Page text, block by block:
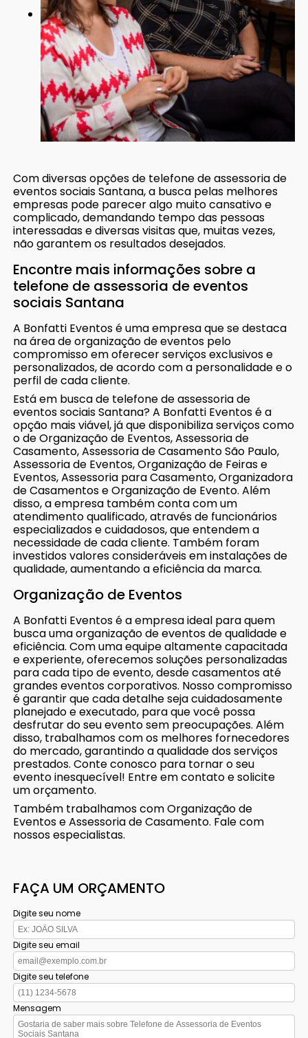
Com diversas opções de telefone de assessoria de
eventos sociais Santana, a busca pelas melhores
empresas pode parecer algo muito cansativo e
complicado, demandando tempo das pessoas
interessadas e diversas visitas que, muitas vezes,
não garantem os resultados desejados.
Encontre mais informações sobre a
telefone de assessoria de eventos
sociais Santana
A Bonfatti Eventos é uma empresa que se destaca
na área de organização de eventos pelo
compromisso em oferecer serviços exclusivos e
personalizados, de acordo com a personalidade e o
perfil de cada cliente.
Está em busca de telefone de assessoria de
eventos sociais Santana? A Bonfatti Eventos é a
opção mais viável, já que disponibiliza serviços como
o de Organização de Eventos, Assessoria de
Casamento, Assessoria de Casamento São Paulo,
Assessoria de Eventos, Organização de Feiras e
Eventos, Assessoria para Casamento, Organizadora
de Casamentos e Organização de Evento. Além
disso, a empresa também conta com um
atendimento qualificado, através de funcionários
especializados e cuidadosos, que entendem a
necessidade de cada cliente. Também foram
investidos valores consideráveis em instalações de
qualidade, aumentando a eficiência da marca.
Organização de Eventos
A Bonfatti Eventos é a empresa ideal para quem
busca uma organização de eventos de qualidade e
eficiência. Com uma equipe altamente capacitada
e experiente, oferecemos soluções personalizadas
para cada tipo de evento, desde casamentos até
grandes eventos corporativos. Nosso compromisso
é garantir que cada detalhe seja cuidadosamente
planejado e executado, para que você possa
desfrutar do seu evento sem preocupações. Além
disso, trabalhamos com os melhores fornecedores
do mercado, garantindo a qualidade dos serviços
prestados. Conte conosco para tornar o seu
evento inesquecível! Entre em contato e solicite
um orçamento.
Também trabalhamos com Organização de
Eventos e Assessoria de Casamento. Fale com
nossos especialistas.
FAÇA UM ORÇAMENTO
Digite seu nome
Digite seu email
Digite seu telefone
Mensagem